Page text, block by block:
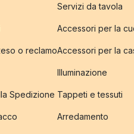
o reclamo
Spedizione
Servizi da tavola
Accessori per la
Accessori per la
Illuminazione
Tappeti e tessuti
Arredamento